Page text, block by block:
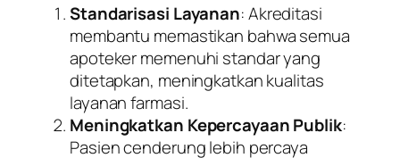
Standarisasi Layanan: Akreditasi
membantu memastikan bahwa semua
apoteker memenuhi standar yang
ditetapkan, meningkatkan kualitas
layanan farmasi.
Meningkatkan Kepercayaan Publik:
Pasien cenderung lebih percaya